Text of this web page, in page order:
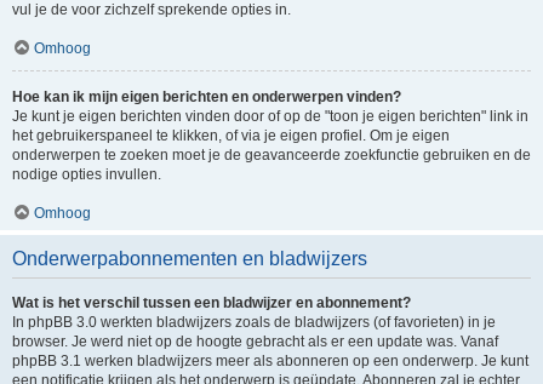
vul je de voor zichzelf sprekende opties in.
Omhoog
Hoe kan ik mijn eigen berichten en onderwerpen vinden?
Je kunt je eigen berichten vinden door of op de "toon je eigen berichten" link in
het gebruikerspaneel te klikken, of via je eigen profiel. Om je eigen
onderwerpen te zoeken moet je de geavanceerde zoekfunctie gebruiken en de
nodige opties invullen.
Omhoog
Onderwerpabonnementen en bladwijzers
Wat is het verschil tussen een bladwijzer en abonnement?
In phpBB 3.0 werkten bladwijzers zoals de bladwijzers (of favorieten) in je
browser. Je werd niet op de hoogte gebracht als er een update was. Vanaf
phpBB 3.1 werken bladwijzers meer als abonneren op een onderwerp. Je kunt
een notificatie krijgen als het onderwerp is geüpdate. Abonneren zal je echter